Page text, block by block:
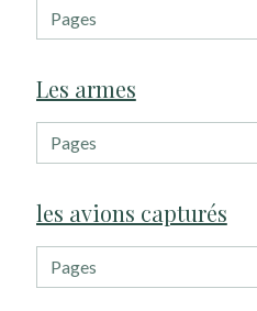
Les armes
les avions capturés